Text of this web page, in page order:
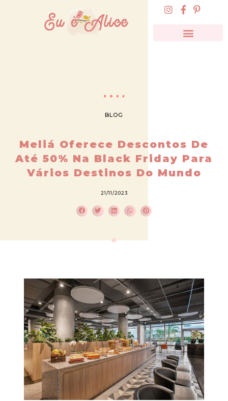
BLOG
Meliá Oferece Descontos De
Até 50% Na Black Friday Para
Vários Destinos Do Mundo
21/11/2023